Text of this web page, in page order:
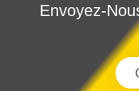
Envoyez-